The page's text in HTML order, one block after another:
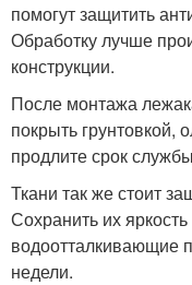
помогут защитить
Обработку лучше
конструкции.
После монтажа
покрыть грунтовкой,
продлите срок
Ткани так же стоит
Сохранить их
водоотталкивающие
недели.